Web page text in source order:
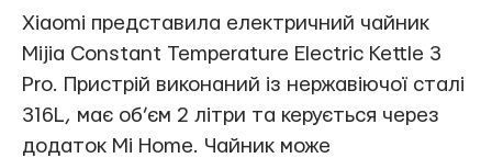
Xiaomi представила електричний чайник
Mijia Constant Temperature Electric Kettle 3
Pro. Пристрій виконаний із нержавіючої сталі
316L, має об’єм 2 літри та керується через
додаток Mi Home. Чайник може